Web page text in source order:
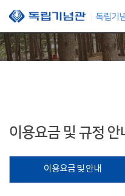
본문 바로가기
이용요금 및 규정 안
이용요금 및 안내